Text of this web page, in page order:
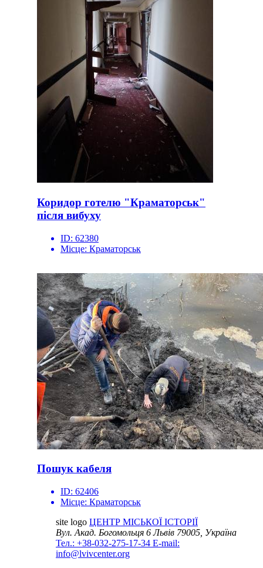
Коридор готелю "Краматорськ"
після вибуху
ID: 62380
Місце: Краматорськ
Пошук кабеля
ID: 62406
Місце: Краматорськ
site logo ЦЕНТР МІСЬКОЇ ІСТОРІЇ
Вул. Акад. Богомольця 6Львів 79005, Україна
Тел.: +38-032-275-17-34 E-mail:
info@lvivcenter.org